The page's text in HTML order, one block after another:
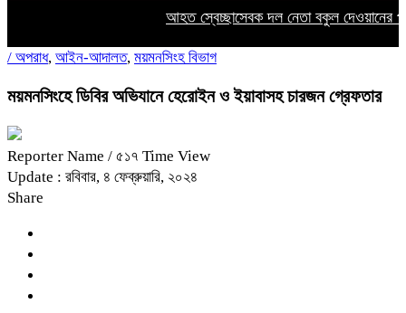
আহত স্বেচ্ছাসেবক দল নেতা বকুল দেওয়ানের
/ অপরাধ, আইন-আদালত, ময়মনসিংহ বিভাগ
ময়মনসিংহে ডিবির অভিযানে হেরোইন ও ইয়াবাসহ চারজন গ্রেফতার
Reporter Name / ৫১৭ Time View
Update : রবিবার, ৪ ফেব্রুয়ারি, ২০২৪
Share